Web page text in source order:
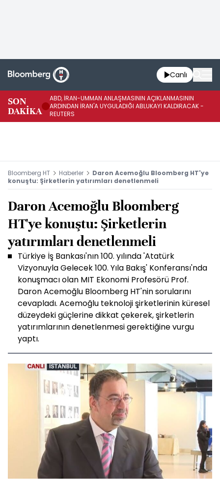
Canlı
SON
DAKİKA
ABD, İRAN-UMMAN ANLAŞMASININ AÇIKLANMASININ
ARDINDAN İRAN'A UYGULADIĞI ABLUKAYI KALDIRACAK -
REUTERS
Bloomberg HT Haberler
Daron Acemoğlu Bloomberg HT'ye
konuştu: Şirketlerin yatırımları denetlenmeli
Daron Acemoğlu Bloomberg
HT'ye konuştu: Şirketlerin
yatırımları denetlenmeli
Türkiye İş Bankası'nın 100. yılında 'Atatürk
Vizyonuyla Gelecek 100. Yıla Bakış' Konferansı'nda
konuşmacı olan MIT Ekonomi Profesörü Prof.
Daron Acemoğlu Bloomberg HT'nin sorularını
cevapladı. Acemoğlu teknoloji şirketlerinin küresel
düzeydeki güçlerine dikkat çekerek, şirketlerin
yatırımlarının denetlenmesi gerektiğine vurgu
yaptı.